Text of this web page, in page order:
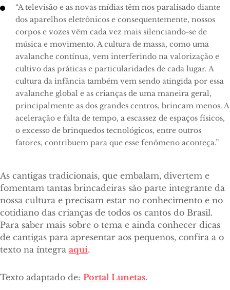
“A televisão e as novas mídias têm nos paralisado diante
dos aparelhos eletrônicos e consequentemente, nossos
corpos e vozes vêm cada vez mais silenciando-se de
música e movimento. A cultura de massa, como uma
avalanche contínua, vem interferindo na valorização e
cultivo das práticas e particularidades de cada lugar. A
cultura da infância também vem sendo atingida por essa
avalanche global e as crianças de uma maneira geral,
principalmente as dos grandes centros, brincam menos. A
aceleração e falta de tempo, a escassez de espaços físicos,
o excesso de brinquedos tecnológicos, entre outros
fatores, contribuem para que esse fenômeno aconteça.”
As cantigas tradicionais, que embalam, divertem e
fomentam tantas brincadeiras são parte integrante da
nossa cultura e precisam estar no conhecimento e no
cotidiano das crianças de todos os cantos do Brasil.
Para saber mais sobre o tema e ainda conhecer dicas
de cantigas para apresentar aos pequenos, confira a o
texto na íntegra aqui.
Texto adaptado de: Portal Lunetas.